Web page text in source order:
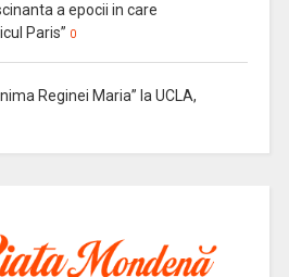
a epocii in care
Paris” 0
Reginei Maria” la UCLA,